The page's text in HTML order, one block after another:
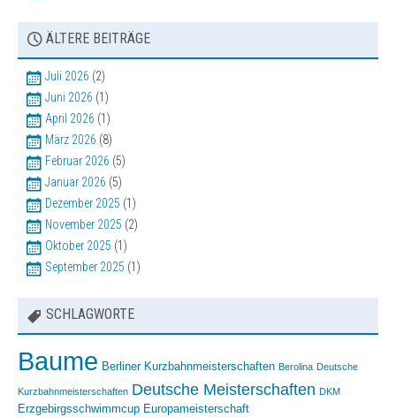
ÄLTERE BEITRÄGE
Juli 2026 (2)
Juni 2026 (1)
April 2026 (1)
März 2026 (8)
Februar 2026 (5)
Januar 2026 (5)
Dezember 2025 (1)
November 2025 (2)
Oktober 2025 (1)
September 2025 (1)
SCHLAGWORTE
Baume Berliner Kurzbahnmeisterschaften Berolina Deutsche
Kurzbahnmeisterschaften Deutsche Meisterschaften DKM
Erzgebirgsschwimmcup Europameisterschaft